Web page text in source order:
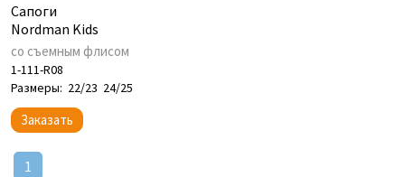
Сапоги
Nordman Kids
со съемным флисом
1-111-R08
Размеры: 22/23 24/25
Заказать
1